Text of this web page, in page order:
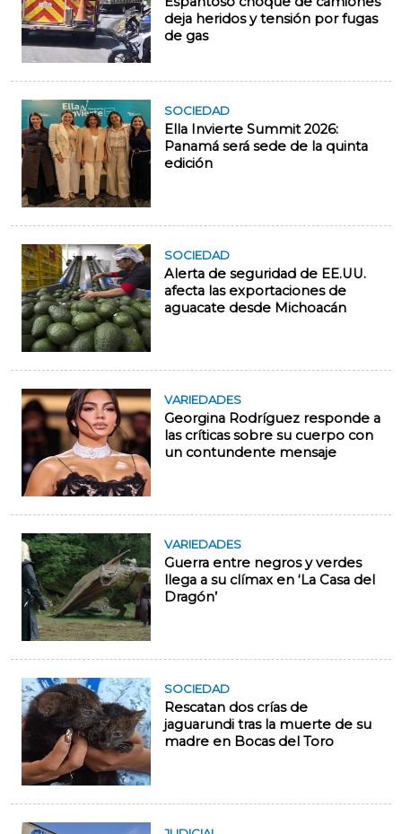
deja heridos y tensión por fugas
de gas
SOCIEDAD
Ella Invierte Summit 2026:
Panamá será sede de la quinta
edición
SOCIEDAD
Alerta de seguridad de EE.UU.
afecta las exportaciones de
aguacate desde Michoacán
VARIEDADES
Georgina Rodríguez responde a
las críticas sobre su cuerpo con
un contundente mensaje
VARIEDADES
Guerra entre negros y verdes
llega a su clímax en ‘La Casa del
Dragón’
SOCIEDAD
Rescatan dos crías de
jaguarundi tras la muerte de su
madre en Bocas del Toro